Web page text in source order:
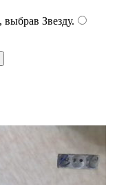
выбрав Звезду.